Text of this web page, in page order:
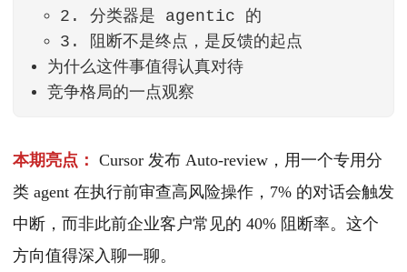
2. 分类器是 agentic 的
3. 阻断不是终点，是反馈的起点
为什么这件事值得认真对待
竞争格局的一点观察
本期亮点： Cursor 发布 Auto-review，用一个专用分
类 agent 在执行前审查高风险操作，7% 的对话会触发
中断，而非此前企业客户常见的 40% 阻断率。这个
方向值得深入聊一聊。